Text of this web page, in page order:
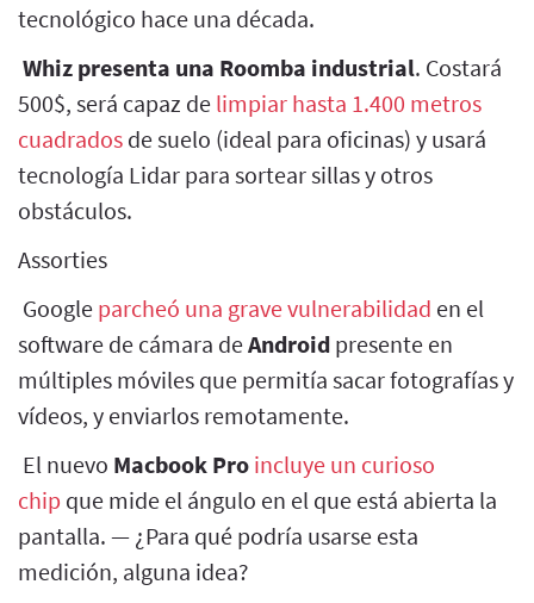
tecnológico hace una década.
Whiz presenta una Roomba industrial. Costará
500$, será capaz de limpiar hasta 1.400 metros
cuadrados de suelo (ideal para oficinas) y usará
tecnología Lidar para sortear sillas y otros
obstáculos.
Assorties
Google parcheó una grave vulnerabilidad en el
software de cámara deAndroid presente en
múltiples móviles que permitía sacar fotografías y
vídeos, y enviarlos remotamente.
El nuevo Macbook Pro incluye un curioso
chip que mide el ángulo en el que está abierta la
pantalla. — ¿Para qué podría usarse esta
medición, alguna idea?